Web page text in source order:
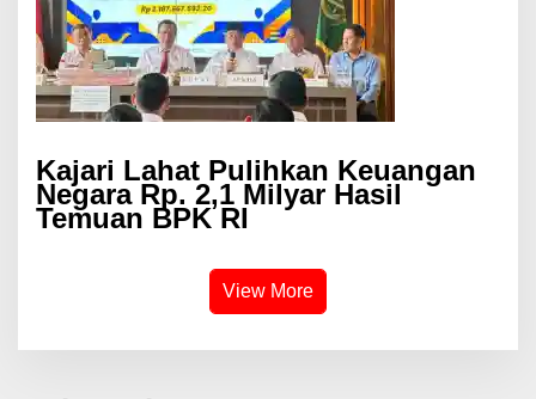
Kajari Lahat Pulihkan Keuangan
Negara Rp. 2,1 Milyar Hasil
Temuan BPK RI
View More